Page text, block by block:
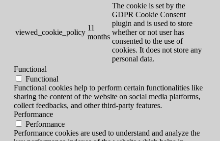
viewed_cookie_policy
11
months
The cookie is set by the
GDPR Cookie Consent
plugin and is used to store
whether or not user has
consented to the use of
cookies. It does not store any
personal data.
Functional
Functional
Functional cookies help to perform certain functionalities like
sharing the content of the website on social media platforms,
collect feedbacks, and other third-party features.
Performance
Performance
Performance cookies are used to understand and analyze the